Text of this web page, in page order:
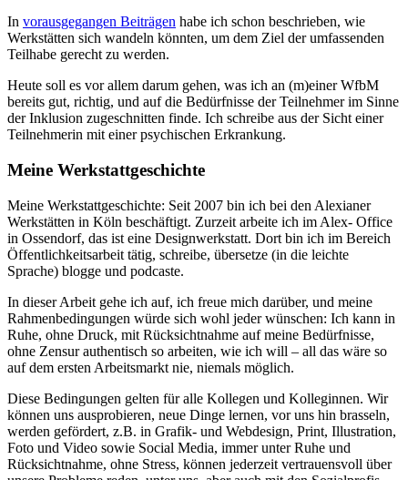
In vorausgegangen Beiträgen habe ich schon beschrieben, wie
Werkstätten sich wandeln könnten, um dem Ziel der umfassenden
Teilhabe gerecht zu werden.
Heute soll es vor allem darum gehen, was ich an (m)einer WfbM
bereits gut, richtig, und auf die Bedürfnisse der Teilnehmer im Sinne
der Inklusion zugeschnitten finde. Ich schreibe aus der Sicht einer
Teilnehmerin mit einer psychischen Erkrankung.
Meine Werkstattgeschichte
Meine Werkstattgeschichte: Seit 2007 bin ich bei den Alexianer
Werkstätten in Köln beschäftigt. Zurzeit arbeite ich im Alex- Office
in Ossendorf, das ist eine Designwerkstatt. Dort bin ich im Bereich
Öffentlichkeitsarbeit tätig, schreibe, übersetze (in die leichte
Sprache) blogge und podcaste.
In dieser Arbeit gehe ich auf, ich freue mich darüber, und meine
Rahmenbedingungen würde sich wohl jeder wünschen: Ich kann in
Ruhe, ohne Druck, mit Rücksichtnahme auf meine Bedürfnisse,
ohne Zensur authentisch so arbeiten, wie ich will – all das wäre so
auf dem ersten Arbeitsmarkt nie, niemals möglich.
Diese Bedingungen gelten für alle Kollegen und Kolleginnen. Wir
können uns ausprobieren, neue Dinge lernen, vor uns hin brasseln,
werden gefördert, z.B. in Grafik- und Webdesign, Print, Illustration,
Foto und Video sowie Social Media, immer unter Ruhe und
Rücksichtnahme, ohne Stress, können jederzeit vertrauensvoll über